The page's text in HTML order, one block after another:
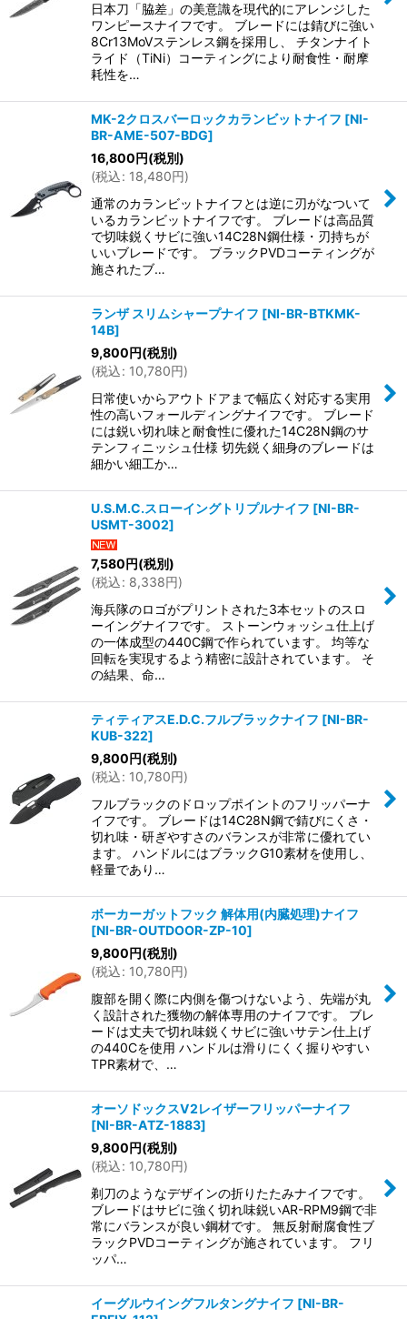
日本刀「脇差」の美意識を現代的にアレンジした
ワンピースナイフです。 ブレードには錆びに強い
8Cr13MoVステンレス鋼を採用し、 チタンナイト
ライド（TiNi）コーティングにより耐食性・耐摩
耗性を…
MK-2クロスバーロックカランビットナイフ [NI-
BR-AME-507-BDG]
16,800円(税別)
(税込: 18,480円)
通常のカランビットナイフとは逆に刃がなついて
いるカランビットナイフです。 ブレードは高品質
で切味鋭くサビに強い14C28N鋼仕様・刃持ちが
いいブレードです。 ブラックPVDコーティングが
施されたブ…
ランザ スリムシャープナイフ [NI-BR-BTKMK-
14B]
9,800円(税別)
(税込: 10,780円)
日常使いからアウトドアまで幅広く対応する実用
性の高いフォールディングナイフです。 ブレード
には鋭い切れ味と耐食性に優れた14C28N鋼のサ
テンフィニッシュ仕様 切先鋭く細身のブレードは
細かい細工か…
U.S.M.C.スローイングトリプルナイフ [NI-BR-
USMT-3002]
7,580円(税別)
(税込: 8,338円)
海兵隊のロゴがプリントされた3本セットのスロ
ーイングナイフです。 ストーンウォッシュ仕上げ
の一体成型の440C鋼で作られています。 均等な
回転を実現するよう精密に設計されています。 そ
の結果、命…
ティティアスE.D.C.フルブラックナイフ [NI-BR-
KUB-322]
9,800円(税別)
(税込: 10,780円)
フルブラックのドロップポイントのフリッパーナ
イフです。 ブレードは14C28N鋼で錆びにくさ・
切れ味・研ぎやすさのバランスが非常に優れてい
ます。 ハンドルにはブラックG10素材を使用し、
軽量であり…
ボーカーガットフック 解体用(内臓処理)ナイフ
[NI-BR-OUTDOOR-ZP-10]
9,800円(税別)
(税込: 10,780円)
腹部を開く際に内側を傷つけないよう、先端が丸
く設計された獲物の解体専用のナイフです。 ブレ
ードは丈夫で切れ味鋭くサビに強いサテン仕上げ
の440Cを使用 ハンドルは滑りにくく握りやすい
TPR素材で、…
オーソドックスV2レイザーフリッパーナイフ
[NI-BR-ATZ-1883]
9,800円(税別)
(税込: 10,780円)
剃刀のようなデザインの折りたたみナイフです。
ブレードはサビに強く切れ味鋭いAR-RPM9鋼で非
常にバランスが良い鋼材です。 無反射耐腐食性ブ
ラックPVDコーティングが施されています。 フリ
ッパ…
イーグルウイングフルタングナイフ [NI-BR-